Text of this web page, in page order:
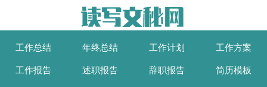
工作总结 年终总结 工作计划 工作方案
工作报告 述职报告 辞职报告 简历模板